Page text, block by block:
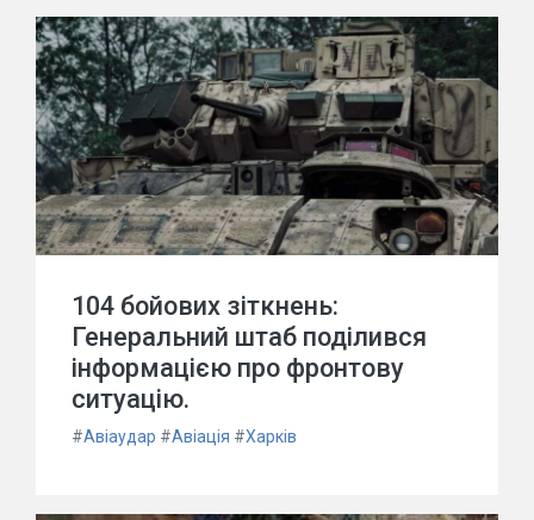
104 бойових зіткнень:
Генеральний штаб поділився
інформацією про фронтову
ситуацію.
#Авіаудар #Авіація #Харків